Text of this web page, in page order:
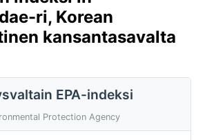
ri, Korean
kansantasavalta
EPA-indeksi
Protection Agency